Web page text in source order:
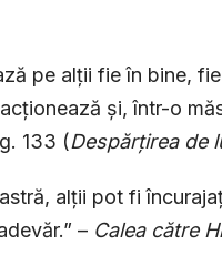
pe alții fie în bine,
și, într-o
133 (Despărțirea de
alții pot fi
– Calea către